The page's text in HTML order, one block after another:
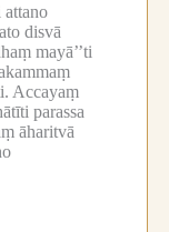
attano
disvā
mayā’’ti
Accayaṃ
parassa
āharitvā